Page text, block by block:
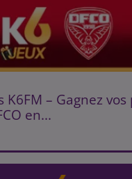
K6FM – Gagnez
en...